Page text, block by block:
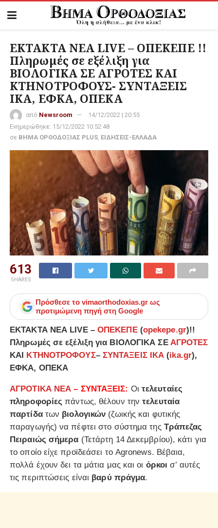
ΕΚΤΑΚΤΑ ΝΕΑ LIVE – ΟΠΕΚΕΠΕ !!
Πληρωμές σε εξέλιξη για
ΒΙΟΛΟΓΙΚΑ ΣΕ ΑΓΡΟΤΕΣ ΚΑΙ
ΚΤΗΝΟΤΡΟΦΟΥΣ- ΣΥΝΤΑΞΕΙΣ
ΙΚΑ, ΕΦΚΑ, ΟΠΕΚΑ
από Newsroom
14/12/2022 | 20:55
Ενημερώθηκε: 15/12/2022 10:52:48
σε ΒΗΜΑ ΟΡΘΟΔΟΞΙΑΣ PLUS, ΕΙΔΗΣΕΙΣ-ΕΛΛΑΔΑ
613
SHARES
Πρόσθεσε το vimaorthodoxias.gr ως
προτιμώμενη πηγή στη Google
ΕΚΤΑΚΤΑ ΝΕΑ LIVE – ΟΠΕΚΕΠΕ(opekepe.gr)!!
Πληρωμές σε εξέλιξη για ΒΙΟΛΟΓΙΚΑ ΣΕ ΑΓΡΟΤΕΣ
ΚΑΙ
ΚΤΗΝΟΤΡΟΦΟΥΣ– ΣΥΝΤΑΞΕΙΣ ΙΚΑ (ika.gr),
ΕΦΚΑ, ΟΠΕΚΑ
ΑΓΡΟΤΙΚΑ ΝΕΑ – ΣΥΝΤΑΞΕΙΣ: Οι τελευταίες
πληροφορίες πάντως, θέλουν τηντελευταία
παρτίδατων βιολογικών (ζωικής και φυτικής
παραγωγής) να πέφτει στο σύστημα της Τράπεζας
Πειραιώς σήμερα (Τετάρτη 14 Δεκεμβρίου), κάτι για
το οποίο είχε προϊδεάσει το Agronews. Βέβαια,
πολλά έχουν δει τα μάτια μας και οι όρκοι σ’ αυτές
τις περιπτώσεις είναι βαρύ πράγμα.